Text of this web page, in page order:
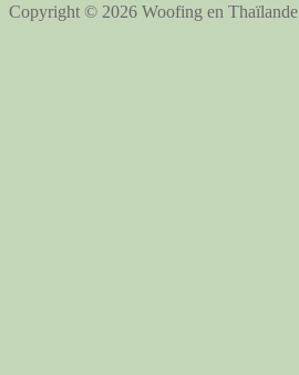
Copyright © 2026 Woofing en Thaïlande